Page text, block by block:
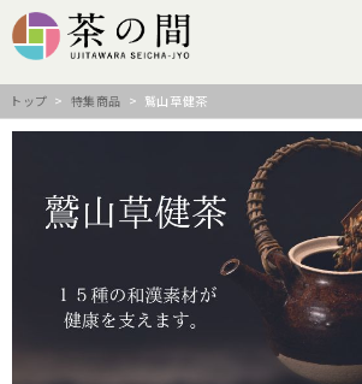
トップ > 特集商品 > 鷲山草健茶